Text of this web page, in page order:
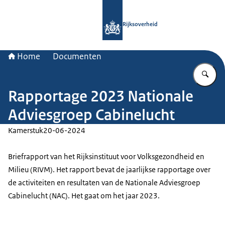
Rijksoverheid
Home Documenten
Rapportage 2023 Nationale
Adviesgroep Cabinelucht
Kamerstuk20-06-2024
Briefrapport van het Rijksinstituut voor Volksgezondheid en
Milieu (RIVM). Het rapport bevat de jaarlijkse rapportage over
de activiteiten en resultaten van de Nationale Adviesgroep
Cabinelucht (NAC). Het gaat om het jaar 2023.